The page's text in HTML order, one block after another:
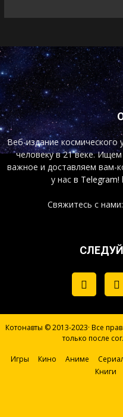
Веб-издание космического
человеку в 21 веке.
важное и доставляем вам-
у нас в Telegram!
Свяжитесь с нами:
Котонавты © 2013-2023· Все
только после
Игры Кино Аниме
Книги